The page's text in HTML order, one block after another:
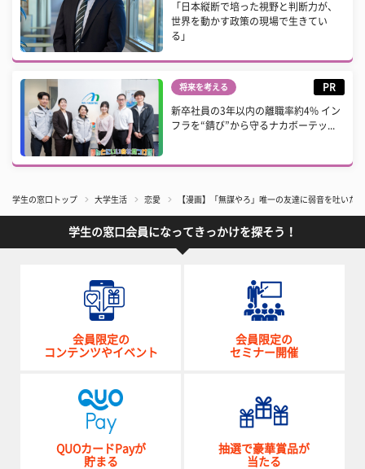
「日本縦断で培った視野と判断力が、
世界を動かす政策の現場で生きてい
る」
将来を考える PR
新卒社員の3年以内の離職率約4% イン
フラを“錆び”から守るナカボーテッ...
学生の窓口トップ 大学生活 恋愛 【漫画】「無謀やろ」唯一の友達に弱音を吐い
学生の窓口会員になってきっかけを探そう！
会員限定の
コンテンツやイベント
会員限定の
セミナー開催
QUOカードPayが
貯まる
抽選で豪華賞品が
当たる